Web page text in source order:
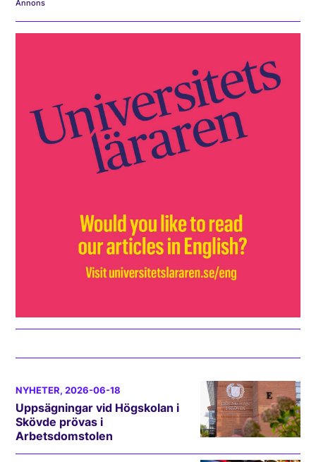
Annons
NYHETER, 2026-06-18
Uppsägningar vid Högskolan i
Skövde prövas i
Arbetsdomstolen